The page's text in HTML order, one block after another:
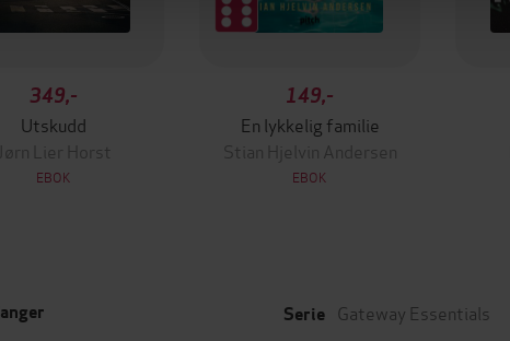
349,-
Utskudd
Jørn Lier Horst
EBOK
149,-
En lykkelig familie
Stian Hjelvin Andersen
EBOK
Serie Gateway Essentials